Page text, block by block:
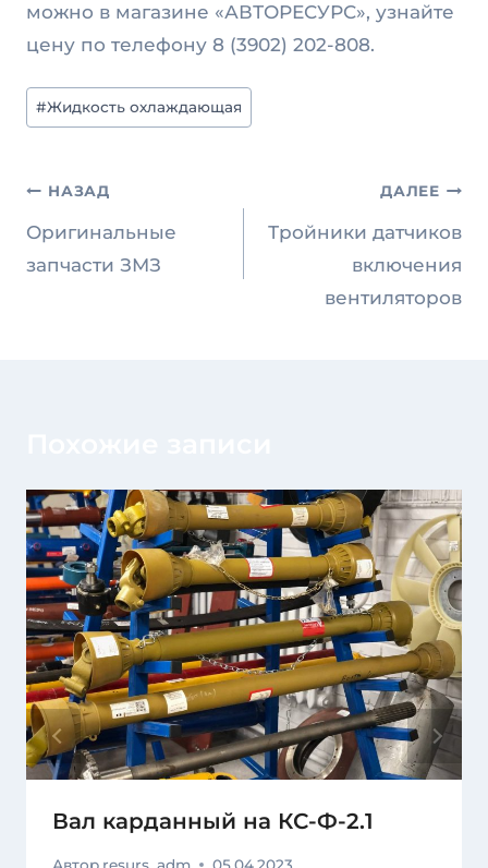
можно в магазине «АВТОРЕСУРС», узнайте
цену по телефону 8 (3902) 202-808.
Метки
записи:
#Жидкость охлаждающая
Навигация
по
записям
НАЗАД
Оригинальные
запчасти ЗМЗ
ДАЛЕЕ
Тройники датчиков
включения
вентиляторов
Вал карданный на КС-Ф-2.1